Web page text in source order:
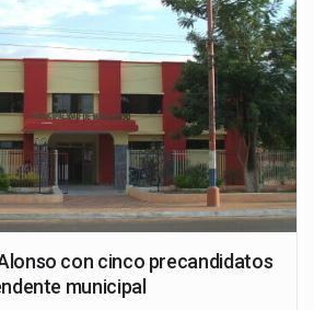
con cinco precandidatos
municipal